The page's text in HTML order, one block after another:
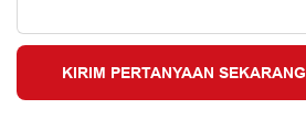
KIRIM PERTANYAAN SEKARANG